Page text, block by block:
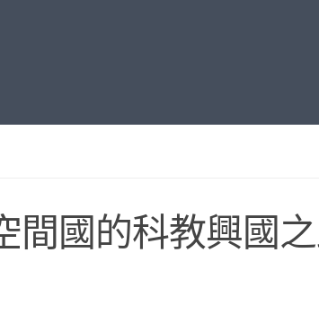
間國的科教興國